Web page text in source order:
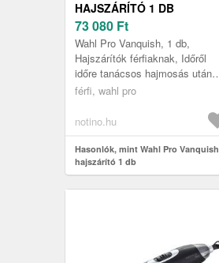
HAJSZÁRÍTÓ 1 DB
73 080 Ft
Wahl Pro Vanquish, 1 db,
Hajszárítók férfiaknak, Időről
időre tanácsos hajmosás után
hagyni a hajat levegőn
van leh...
férfi, wahl pro
notino.hu
Hasonlók, mint Wahl Pro Vanquish
hajszárító 1 db